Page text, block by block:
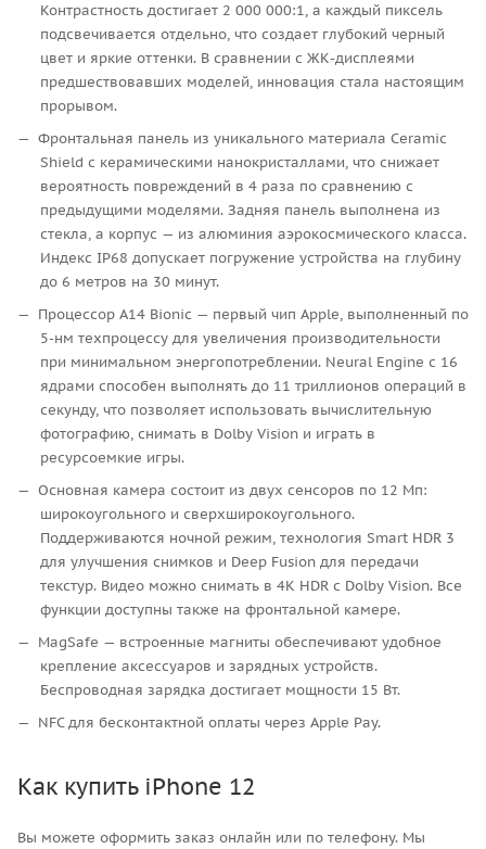
Контрастность достигает 2 000 000:1, а каждый пиксель
подсвечивается отдельно, что создает глубокий черный
цвет и яркие оттенки. В сравнении с ЖК-дисплеями
предшествовавших моделей, инновация стала настоящим
прорывом.
Фронтальная панель из уникального материала Ceramic
Shield с керамическими нанокристаллами, что снижает
вероятность повреждений в 4 раза по сравнению с
предыдущими моделями. Задняя панель выполнена из
стекла, а корпус — из алюминия аэрокосмического класса.
Индекс IP68 допускает погружение устройства на глубину
до 6 метров на 30 минут.
Процессор A14 Bionic — первый чип Apple, выполненный по
5-нм техпроцессу для увеличения производительности
при минимальном энергопотреблении. Neural Engine с 16
ядрами способен выполнять до 11 триллионов операций в
секунду, что позволяет использовать вычислительную
фотографию, снимать в Dolby Vision и играть в
ресурсоемкие игры.
Основная камера состоит из двух сенсоров по 12 Мп:
широкоугольного и сверхширокоугольного.
Поддерживаются ночной режим, технология Smart HDR 3
для улучшения снимков и Deep Fusion для передачи
текстур. Видео можно снимать в 4K HDR с Dolby Vision. Все
функции доступны также на фронтальной камере.
MagSafe — встроенные магниты обеспечивают удобное
крепление аксессуаров и зарядных устройств.
Беспроводная зарядка достигает мощности 15 Вт.
NFC для бесконтактной оплаты через Apple Pay.
Как купить iPhone 12
Вы можете оформить заказ онлайн или по телефону. Мы